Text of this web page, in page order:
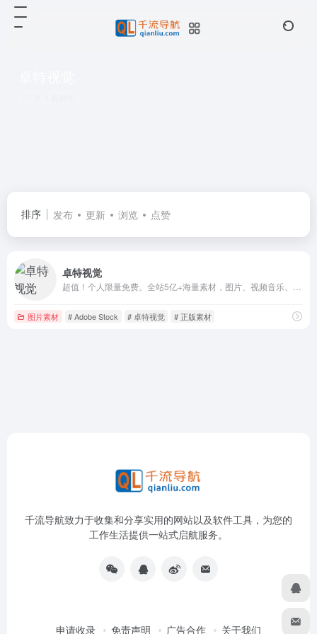
排序 发布 更新 浏览 点赞
卓特视觉
图片素材 # Adobe Stock # 卓特视觉 # 正版素材
千流导航致力于收集和分享实用的网站以及软件工具，为您的
工作生活提供一站式启航服务。
申请收录 免责声明 广告合作 关于我们